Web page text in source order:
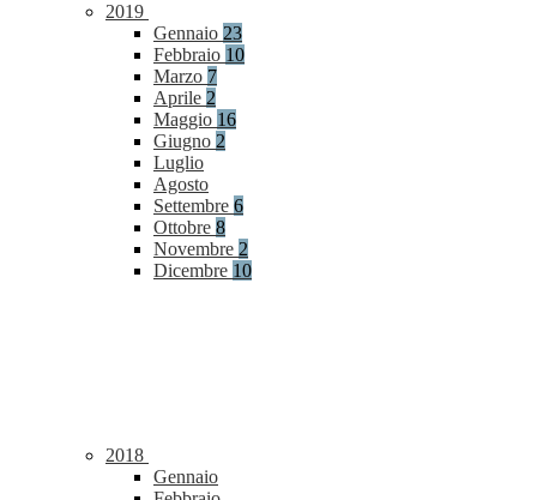
2019
Gennaio 23
Febbraio 10
Marzo 7
Aprile 2
Maggio 16
Giugno 2
Luglio
Agosto
Settembre 6
Ottobre 8
Novembre 2
Dicembre 10
2018
Gennaio